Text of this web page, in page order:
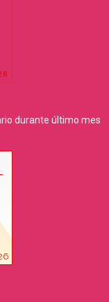
durante último mes